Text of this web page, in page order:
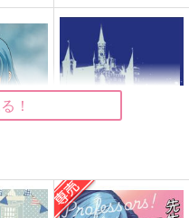
流れ生まれる
！